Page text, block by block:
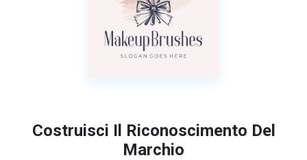
Costruisci Il Riconoscimento Del
Marchio